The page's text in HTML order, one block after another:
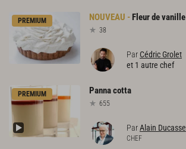
PREMIUM Fleurdevanille
38
Par Cédric Grolet
et 1 autre chef
PREMIUM Pannacotta
655
ParAlain Ducasse
CHEF